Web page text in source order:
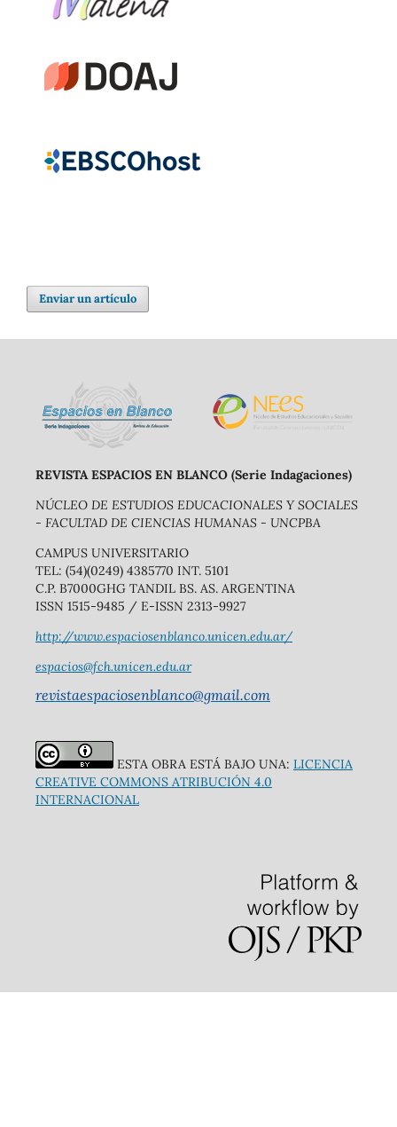
Enviar un artículo
REVISTA ESPACIOS EN BLANCO (Serie Indagaciones)
NÚCLEO DE ESTUDIOS EDUCACIONALES Y SOCIALES
- FACULTAD DE CIENCIAS HUMANAS - UNCPBA
CAMPUS UNIVERSITARIO
TEL: (54)(0249) 4385770 INT. 5101
C.P. B7000GHG TANDIL BS. AS. ARGENTINA
ISSN 1515-9485 / E-ISSN 2313-9927
http://www.espaciosenblanco.unicen.edu.ar/
espacios@fch.unicen.edu.ar
revistaespaciosenblanco@gmail.com
ESTA OBRA ESTÁ BAJO UNA: LICENCIA
CREATIVE COMMONS ATRIBUCIÓN 4.0
INTERNACIONAL